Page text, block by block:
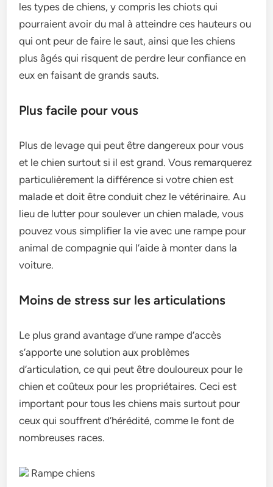
les types de chiens, y compris les chiots qui
pourraient avoir du mal à atteindre ces hauteurs ou
qui ont peur de faire le saut, ainsi que les chiens
plus âgés qui risquent de perdre leur confiance en
eux en faisant de grands sauts.
Plus facile pour vous
Plus de levage qui peut être dangereux pour vous
et le chien surtout si il est grand. Vous remarquerez
particulièrement la différence si votre chien est
malade et doit être conduit chez le vétérinaire. Au
lieu de lutter pour soulever un chien malade, vous
pouvez vous simplifier la vie avec une rampe pour
animal de compagnie qui l’aide à monter dans la
voiture.
Moins de stress sur les articulations
Le plus grand avantage d’une rampe d’accès
s’apporte une solution aux problèmes
d’articulation, ce qui peut être douloureux pour le
chien et coûteux pour les propriétaires. Ceci est
important pour tous les chiens mais surtout pour
ceux qui souffrent d’hérédité, comme le font de
nombreuses races.
Rampe chiens